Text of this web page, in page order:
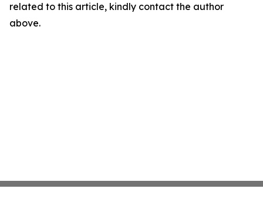
related to this article, kindly contact the author
above.